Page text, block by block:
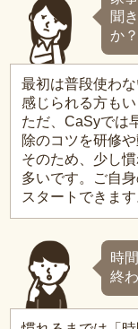
聞
か？
最初は普段使わ
感じられる方もい
ただ、CaSyでは
除のコツを研修
そのため、少し
多いです。ご自
スタートできます
時
終